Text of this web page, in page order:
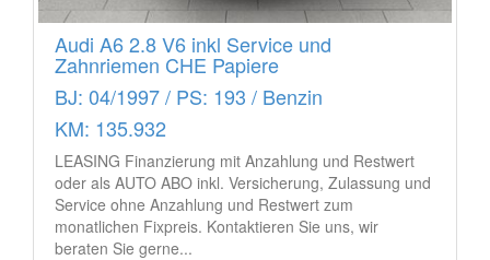
Audi A6 2.8 V6 inkl Service und
Zahnriemen CHE Papiere
BJ: 04/1997 / PS: 193 / Benzin
KM: 135.932
LEASING Finanzierung mit Anzahlung und Restwert
oder als AUTO ABO inkl. Versicherung, Zulassung und
Service ohne Anzahlung und Restwert zum
monatlichen Fixpreis. Kontaktieren Sie uns, wir
beraten Sie gerne...